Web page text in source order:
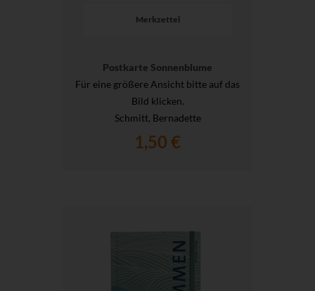
Merkzettel
Postkarte Sonnenblume
Für eine größere Ansicht bitte auf das
Bild klicken.
Schmitt, Bernadette
1,50 €